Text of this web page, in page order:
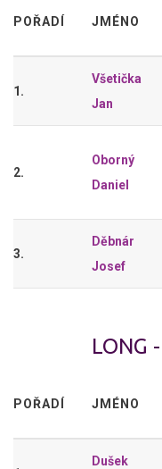
POŘADÍ JMÉNO
1.
Všetička
Jan
2.
Oborný
Daniel
3.
Děbnár
Josef
LONG
POŘADÍ JMÉNO
Dušek